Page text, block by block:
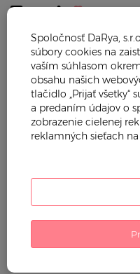
BIG
Starostlivosť o dieťa
Hračky
Spoločnosť DaRya,
súbory cookies na
vaším súhlasom
obsahu našich
tlačidlo „Prijať všetky“
a predaním údajov o
zobrazenie cielenej
reklamných sieťach